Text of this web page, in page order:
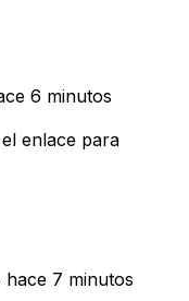
6 minutos
enlace para
hace 7 minutos